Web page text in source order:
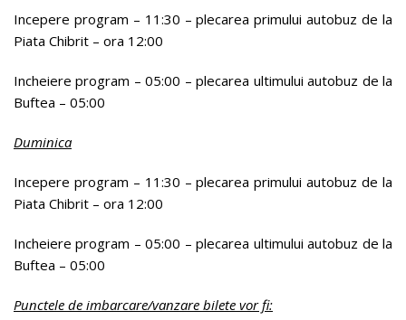
Incepere program – 11:30 – plecarea primului autobuz de la
Piata Chibrit – ora 12:00
Incheiere program – 05:00 – plecarea ultimului autobuz de la
Buftea – 05:00
Duminica
Incepere program – 11:30 – plecarea primului autobuz de la
Piata Chibrit – ora 12:00
Incheiere program – 05:00 – plecarea ultimului autobuz de la
Buftea – 05:00
Punctele de imbarcare/vanzare bilete vor fi: